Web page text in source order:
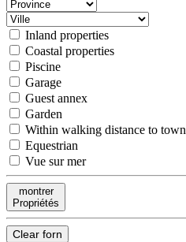
Inland properties
Coastal properties
Piscine
Garage
Guest annex
Garden
Within walking distance to town
Equestrian
Vue sur mer
montrer
Propriétés
Clear forn